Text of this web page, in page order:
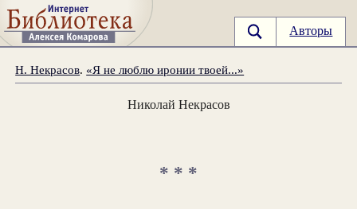
Авторы
Н. Некрасов. «Я не люблю иронии твоей...»
Николай Некрасов
* * *